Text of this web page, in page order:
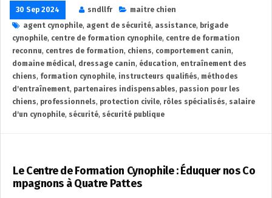
30 Sep 2024 sndllfr
maitre chien
agent cynophile, agent de sécurité, assistance, brigade
cynophile, centre de formation cynophile, centre de formation
reconnu, centres de formation, chiens, comportement canin,
domaine médical, dressage canin, éducation, entraînement des
chiens, formation cynophile, instructeurs qualifiés, méthodes
d'entraînement, partenaires indispensables, passion pour les
chiens, professionnels, protection civile, rôles spécialisés, salaire
d'un cynophile, sécurité, sécurité publique
Le Centre de Formation Cynophile : Éduquer nos Co
mpagnons à Quatre Pattes